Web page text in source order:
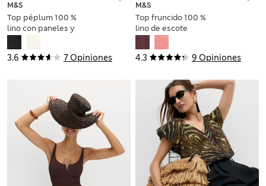
3.6 7 Opiniones
M&S
Top péplum 100 %
lino con paneles y
4.3 9 Opiniones
M&S
Top fruncido 100 %
lino de escote
cuadrado